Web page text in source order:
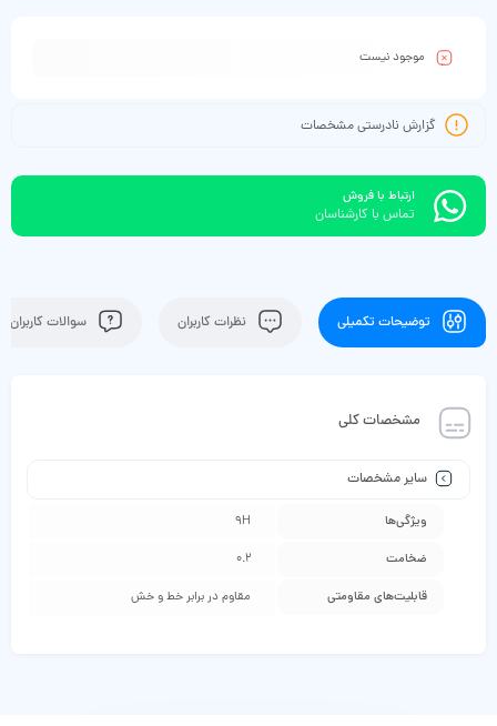
موجود نیست
گزارش نادرستی مشخصات
ارتباط با فروش
تماس با کارشناسان
توضیحات تکمیلی نظرات کاربران سوالات کاربران
مشخصات کلی
سایر مشخصات
ویژگی‌ها ۹H
ضخامت ۰.۲
قابلیت‌های مقاومتی مقاوم در برابر خط و خش